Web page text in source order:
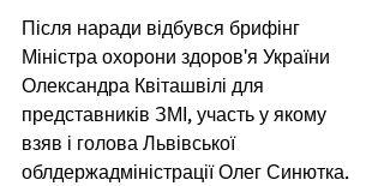
Після наради відбувся брифінг
Міністра охорони здоров'я України
Олександра Квіташвілі для
представників ЗМІ, участь у якому
взяв і голова Львівської
облдержадміністрації Олег Синютка.